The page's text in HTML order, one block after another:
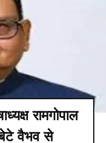
रामगोपाल
वैभव से